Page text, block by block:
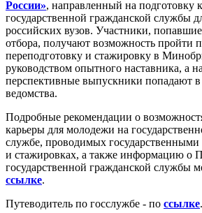
России», направленный на подготовку
государственной гражданской службы
российских вузов. Участники, попавшие
отбора, получают возможность пройти
переподготовку и стажировку в
руководством опытного наставника, а
перспективные выпускники попадают в
ведомства.
Подробные рекомендации о
карьеры для молодежи на
службе, проводимых государственными
и стажировках, а также информацию о
государственной гражданской службы
ссылке.
Путеводитель по госслужбе - по ссылке.